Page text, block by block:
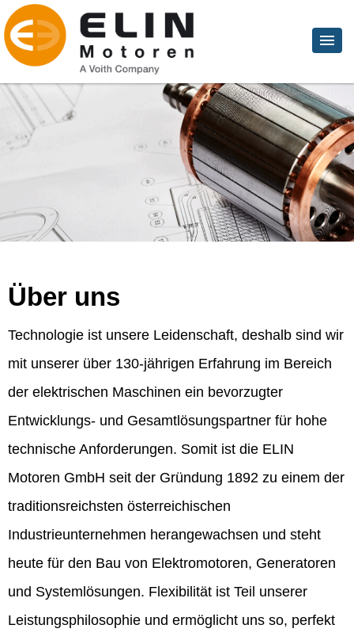
Über uns
Technologie ist unsere Leidenschaft, deshalb sind wir
mit unserer über 130-jährigen Erfahrung im Bereich
der elektrischen Maschinen ein bevorzugter
Entwicklungs- und Gesamtlösungspartner für hohe
technische Anforderungen. Somit ist die ELIN
Motoren GmbH seit der Gründung 1892 zu einem der
traditionsreichsten österreichischen
Industrieunternehmen herangewachsen und steht
heute für den Bau von Elektromotoren, Generatoren
und Systemlösungen. Flexibilität ist Teil unserer
Leistungsphilosophie und ermöglicht uns so, perfekt